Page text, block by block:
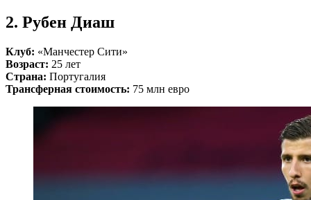
2. Рубен Диаш
Клуб: «Манчестер Сити»
Возраст: 25 лет
Страна: Португалия
Трансферная стоимость: 75 млн евро